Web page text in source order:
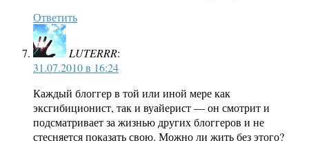
Ответить
LUTERRR:
31.07.2010 в 16:24
Каждый блоггер в той или иной мере как
эксгибиционист, так и вуайерист — он смотрит и
подсматривает за жизнью других блоггеров и не
стесняется показать свою. Можно ли жить без этого?